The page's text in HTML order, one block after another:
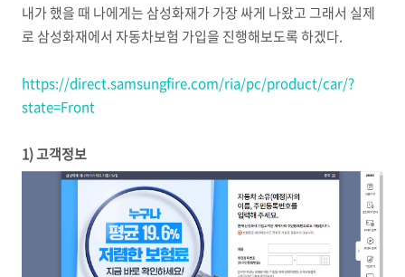
내가 했을 때 나에게는 삼성화재가 가장 싸게 나왔고 그래서 실제
로 삼성화재에서 자동차보험 가입을 진행해보도록 하겠다.
https://direct.samsungfire.com/ria/pc/product/car/?
state=Front
1) 고객정보